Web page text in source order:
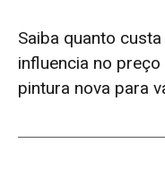
Saiba quanto
influencia no
pintura nova para